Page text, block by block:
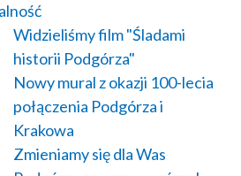
Widzieliśmy film "Śladami
historii Podgórza"
Nowy mural z okazji 100-lecia
połączenia Podgórza i
Krakowa
Zmieniamy się dla Was